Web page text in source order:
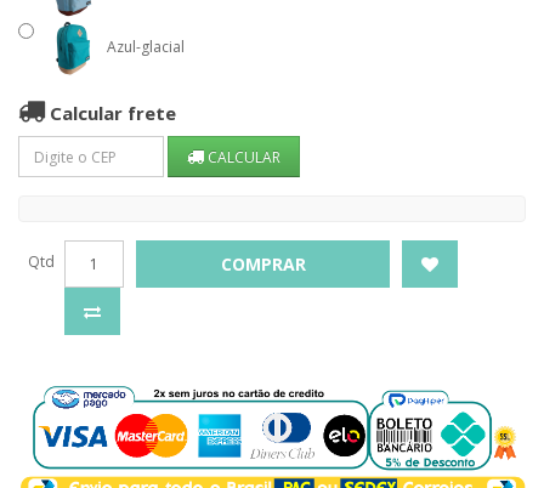
Azul-glacial
Calcular frete
CALCULAR
Qtd COMPRAR